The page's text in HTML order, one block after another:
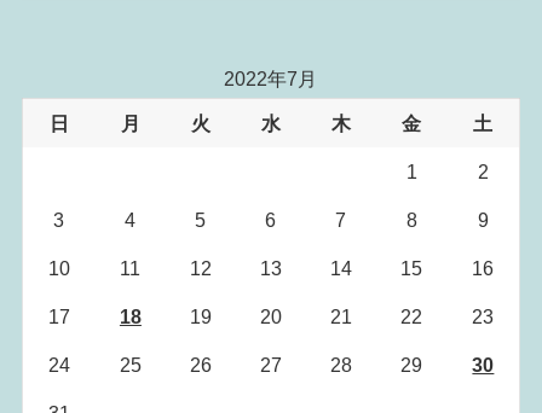
2022年7月
日 月 火 水 木 金 土
1 2
3 4 5 6 7 8 9
10 11 12 13 14 15 16
17 18 19 20 21 22 23
24 25 26 27 28 29 30